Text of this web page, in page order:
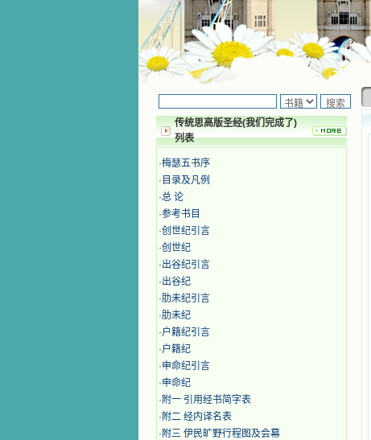
传统思高版圣经(我们完成了)
列表
·梅瑟五书序
· 目录及凡例
·总 论
·参考书目
·创世纪引言
·创世纪
·出谷纪引言
·出谷纪
·肋未纪引言
·肋未纪
·户籍纪引言
·户籍纪
·申命纪引言
·申命纪
· 附一 引用经书简字表
· 附二 经内译名表
· 附三 伊民旷野行程图及会幕